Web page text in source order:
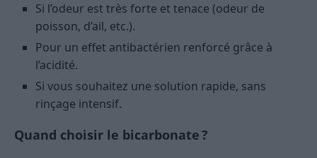
Si l’odeur est très forte et tenace (odeur de
poisson, d’ail, etc.).
Pour un effet antibactérien renforcé grâce à
l’acidité.
Si vous souhaitez une solution rapide, sans
rinçage intensif.
Quand choisir le bicarbonate ?